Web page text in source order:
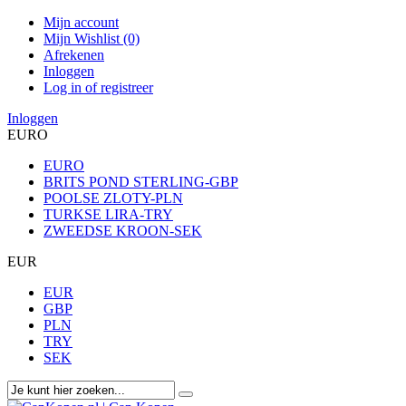
Mijn account
Mijn Wishlist (0)
Afrekenen
Inloggen
Log in of registreer
Inloggen
EURO
EURO
BRITS POND STERLING-GBP
POOLSE ZLOTY-PLN
TURKSE LIRA-TRY
ZWEEDSE KROON-SEK
EUR
EUR
GBP
PLN
TRY
SEK